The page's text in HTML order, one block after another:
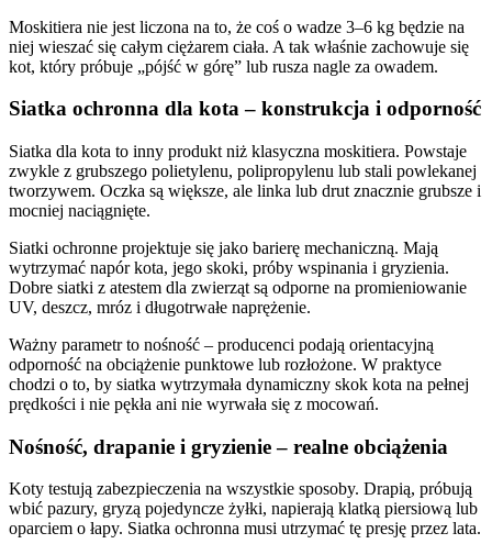
Moskitiera nie jest liczona na to, że coś o wadze 3–6 kg będzie na
niej wieszać się całym ciężarem ciała. A tak właśnie zachowuje się
kot, który próbuje „pójść w górę” lub rusza nagle za owadem.
Siatka ochronna dla kota – konstrukcja i odporność
Siatka dla kota to inny produkt niż klasyczna moskitiera. Powstaje
zwykle z grubszego polietylenu, polipropylenu lub stali powlekanej
tworzywem. Oczka są większe, ale linka lub drut znacznie grubsze i
mocniej naciągnięte.
Siatki ochronne projektuje się jako barierę mechaniczną. Mają
wytrzymać napór kota, jego skoki, próby wspinania i gryzienia.
Dobre siatki z atestem dla zwierząt są odporne na promieniowanie
UV, deszcz, mróz i długotrwałe naprężenie.
Ważny parametr to nośność – producenci podają orientacyjną
odporność na obciążenie punktowe lub rozłożone. W praktyce
chodzi o to, by siatka wytrzymała dynamiczny skok kota na pełnej
prędkości i nie pękła ani nie wyrwała się z mocowań.
Nośność, drapanie i gryzienie – realne obciążenia
Koty testują zabezpieczenia na wszystkie sposoby. Drapią, próbują
wbić pazury, gryzą pojedyncze żyłki, napierają klatką piersiową lub
oparciem o łapy. Siatka ochronna musi utrzymać tę presję przez lata.